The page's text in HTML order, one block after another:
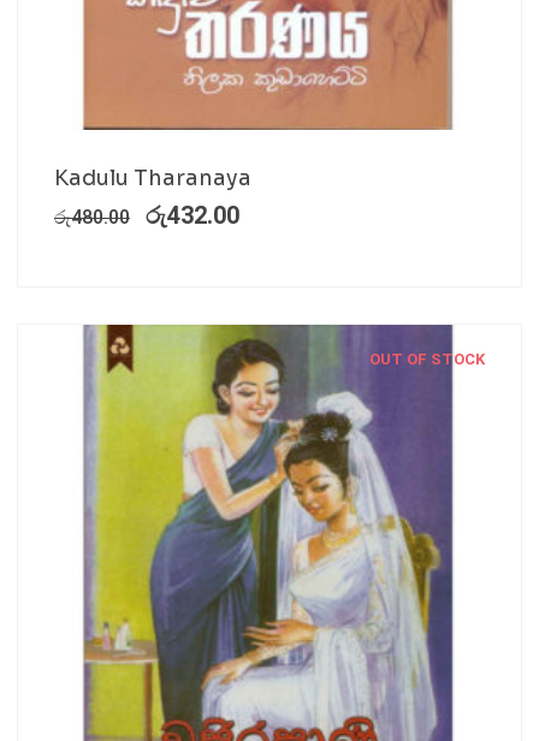
Kadulu Tharanaya
රු480.00 රු432.00
OUT OF STOCK